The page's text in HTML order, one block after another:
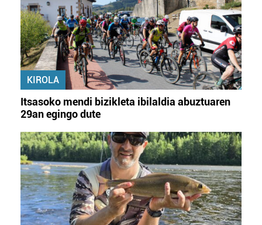
KIROLA
Itsasoko mendi bizikleta ibilaldia abuztuaren
29an egingo dute